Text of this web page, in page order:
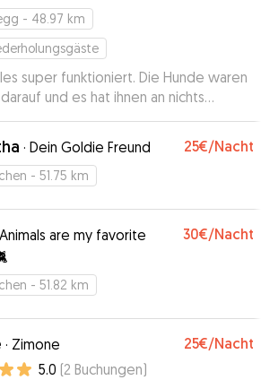
bei Ihr hat. Ich würde Stefanie jederzeit
”
- 48.97 km
super funktioniert. Die Hunde waren
und es hat ihnen an nichts
sie waren Tiefenentspannt Vielen
· Dein Goldie Freund 25€/Nacht
- 51.75 km
Animals are my favorite
30€/Nacht
- 51.82 km
· Zimone 25€/Nacht
5.0 (2 Buchungen)